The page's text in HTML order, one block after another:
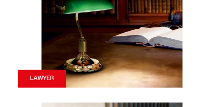
LAWYER